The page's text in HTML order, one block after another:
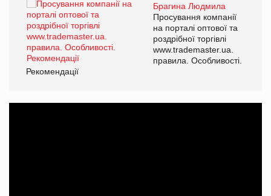
Брагина Людмила
Просування компанії
на порталі оптової та
роздрібної торгівлі
www.trademaster.ua.
правила. Особливості.
Рекомендації